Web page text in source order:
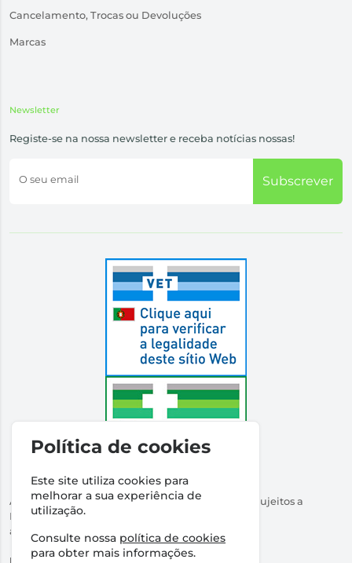
Cancelamento, Trocas ou Devoluções
Marcas
Newsletter
Registe-se na nossa newsletter e receba notícias nossas!
O seu email Subscrever
Autorizado a Disponibilizar Medicamentos Não Sujeitos a
Receita Médica
através da Internet pelo Infarmed. I.P.
Direção Técnica:Dr Ricardo Santos
Política de cookies
Este site utiliza cookies para
melhorar a sua experiência de
utilização.
Consulte nossa política de cookies
para obter mais informações.